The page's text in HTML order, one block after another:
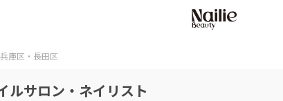
庫区・長田区
ルサロン・ネイリスト